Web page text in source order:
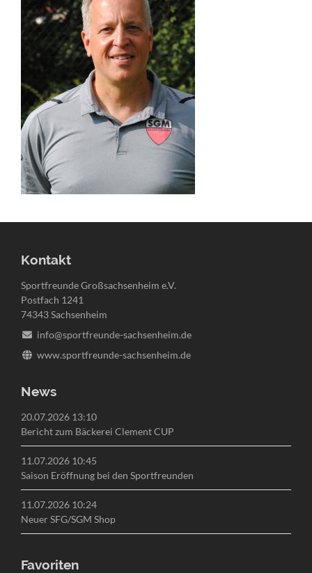
Kontakt
Sportfreunde Großsachsenheim e.V.
Postfach 1241
74343 Sachsenheim
info@sportfreunde-sachsenheim.de
www.sportfreunde-sachsenheim.de
News
20.07.2026 13:10
Bericht zum Bäckerei Clement CUP
11.07.2026 10:45
Saison Eröffnung bei den Sportfreunden
11.07.2026 10:24
Neuer SFG/SGM Shop
Favoriten